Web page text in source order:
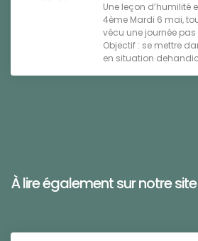
Une leçon d’humilité
4ème Mardi 6 mai,
vécu une journée
Objectif : se mettre
en situation
À lire également sur notre site